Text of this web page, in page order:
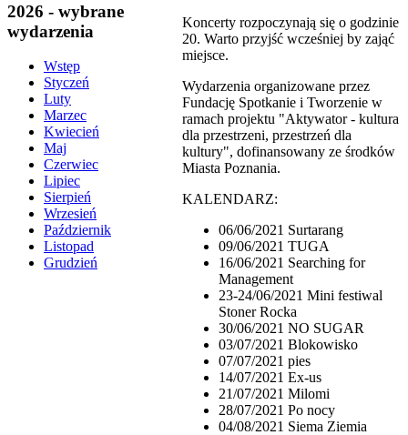
2026 - wybrane
wydarzenia
Wstęp
Styczeń
Luty
Marzec
Kwiecień
Maj
Czerwiec
Lipiec
Sierpień
Wrzesień
Październik
Listopad
Grudzień
Koncerty rozpoczynają się o godzinie
20. Warto przyjść wcześniej by zająć
miejsce.
Wydarzenia organizowane przez
Fundację Spotkanie i Tworzenie w
ramach projektu "Aktywator - kultura
dla przestrzeni, przestrzeń dla
kultury", dofinansowany ze środków
Miasta Poznania.
KALENDARZ:
06/06/2021 Surtarang
09/06/2021 TUGA
16/06/2021 Searching for
Management
23-24/06/2021 Mini festiwal
Stoner Rocka
30/06/2021 NO SUGAR
03/07/2021 Blokowisko
07/07/2021 pies
14/07/2021 Ex-us
21/07/2021 Milomi
28/07/2021 Po nocy
04/08/2021 Siema Ziemia